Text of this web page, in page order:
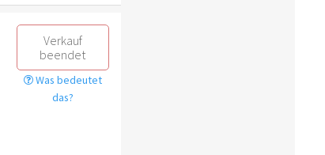
Verkauf
beendet
Was bedeutet
das?